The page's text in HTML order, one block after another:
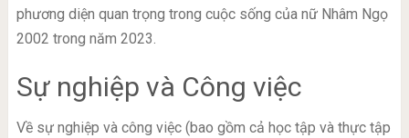
phương diện quan trọng trong cuộc sống của nữ Nhâm Ngọ
2002 trong năm 2023.
Sự nghiệp và Công việc
Về sự nghiệp và công việc (bao gồm cả học tập và thực tập